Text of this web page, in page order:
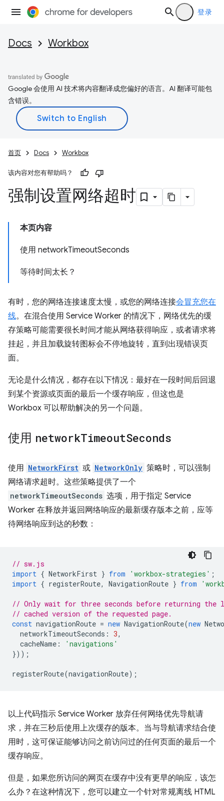
登录
Docs Workbox
Google 会使用 AI 技术将内容翻译成您偏好的语言。AI 翻译可能包
含错误。
首页 Docs Workbox
该内容对您有帮助吗？
强制设置网络超时
本页内容
使用 networkTimeoutSeconds
等待时间太长？
有时，您的网络连接速度太慢，或您的网络连接会冒充您在
线。在混合使用 Service Worker 的情况下，网络优先的缓
存策略可能需要很长时间才能从网络获得响应，或者请求将
挂起，并且加载旋转图标会不停地旋转，直到出现错误页
面。
无论是什么情况，都存在以下情况：最好在一段时间后回退
到某个资源或页面的最后一个缓存响应，但这也是
Workbox 可以帮助解决的另一个问题。
使用 networkTimeoutSeconds
使用 NetworkFirst 或 NetworkOnly 策略时，可以强制
网络请求超时。这些策略提供了一个
networkTimeoutSeconds 选项，用于指定 Service
Worker 在释放并返回网络响应的最新缓存版本之前，应等
待网络响应到达的秒数：
// sw.js
import { NetworkFirst } from 'workbox-strategies' ;
import { registerRoute, NavigationRoute } from
// Only wait for three seconds before returning the
// cached version of the requested page.
const navigationRoute = new NavigationRoute(new
networkTimeoutSeconds : 3,
cacheName :
'navigations'
}));
registerRoute(navigationRoute);
以上代码指示 Service Worker 放弃任何网络优先导航请
求，并在三秒后使用上次缓存的版本。当与导航请求结合使
用时，这可保证能够访问之前访问过的任何页面的最后一个
缓存响应。
但是，如果您所访问的网页在缓存中没有更早的响应，该怎
么办？在这种情况下，您可以建立一个针对常规离线 HTML